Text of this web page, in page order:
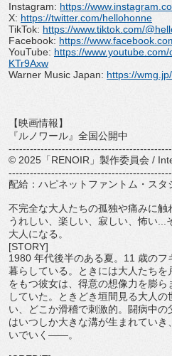
Instagram: https://
X: https://twitter.com/hellohonne
TikTok: https://www.tiktok.com/@
Facebook: https://
YouTube: https://www.youtube.com/
KTr9Axw
Warner Music Japan: https://
【映画情報】
『ルノワール』全国公開中
------------------------------
© 2025「RENOIR」製作委員会 /
------------------------------
配給：ハピネットファントム・スタ
不完全な大人たちの孤独や痛みに触
うれしい、楽しい、寂しい、怖い...
大人になる。
[STORY]
1980 年代後半のある夏。11 歳の
暮らしている。
ときには大人たち
をもつ彼女は、 得意の想像力を膨ら
していた。
ときどき垣間見る大人
い、
どこか滑稽で刺激的。闘病中の
はいつしか大きな溝が生まれていき、
いでいく――。